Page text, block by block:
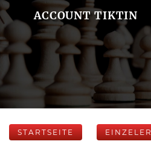
ACCOUNT TIKTIN
STARTSEITE